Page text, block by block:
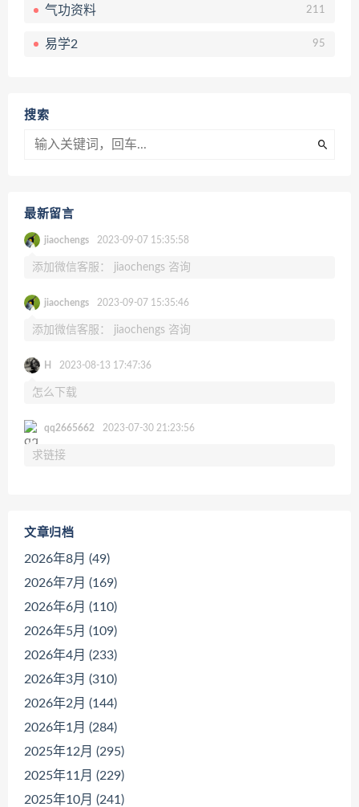
气功资料 211
易学2 95
搜索
最新留言
jiaochengs 2023-09-07 15:35:58
添加微信客服： jiaochengs 咨询
jiaochengs 2023-09-07 15:35:46
添加微信客服： jiaochengs 咨询
H 2023-08-13 17:47:36
怎么下载
qq2665662 2023-07-30 21:23:56
求链接
文章归档
2026年8月 (49)
2026年7月 (169)
2026年6月 (110)
2026年5月 (109)
2026年4月 (233)
2026年3月 (310)
2026年2月 (144)
2026年1月 (284)
2025年12月 (295)
2025年11月 (229)
2025年10月 (241)